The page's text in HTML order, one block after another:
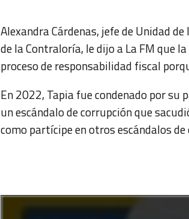
Alexandra Cárdenas, jefe de Unidad
de la Contraloría, le dijo a La FM que
proceso de responsabilidad fiscal
En 2022, Tapia fue condenado por su
un escándalo de corrupción que
como partícipe en otros escándalos